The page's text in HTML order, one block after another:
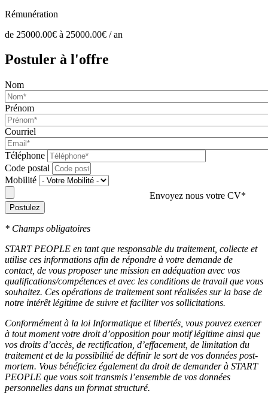
Rémunération
de 25000.00€ à 25000.00€ / an
Postuler à l'offre
Nom
Prénom
Courriel
Téléphone
Code postal
Mobilité
Envoyez nous votre CV*
Postulez
* Champs obligatoires
START PEOPLE en tant que responsable du traitement, collecte et
utilise ces informations afin de répondre à votre demande de
contact, de vous proposer une mission en adéquation avec vos
qualifications/compétences et avec les conditions de travail que vous
souhaitez. Ces opérations de traitement sont réalisées sur la base de
notre intérêt légitime de suivre et faciliter vos sollicitations.
Conformément à la loi Informatique et libertés, vous pouvez exercer
à tout moment votre droit d’opposition pour motif légitime ainsi que
vos droits d’accès, de rectification, d’effacement, de limitation du
traitement et de la possibilité de définir le sort de vos données post-
mortem. Vous bénéficiez également du droit de demander à START
PEOPLE que vous soit transmis l’ensemble de vos données
personnelles dans un format structuré.